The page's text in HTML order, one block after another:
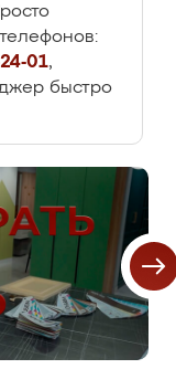
01,
быстро